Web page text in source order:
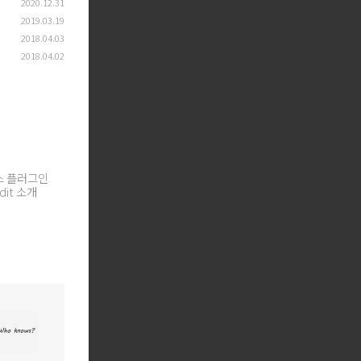
2019.03.19
2018.04.03
2018.04.02
플러그인
소개